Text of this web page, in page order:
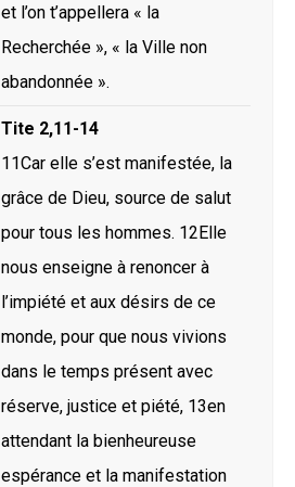
et l’on t’appellera « la
Recherchée », « la Ville non
abandonnée ».
Tite 2,11-14
11Car elle s’est manifestée, la
grâce de Dieu, source de salut
pour tous les hommes. 12Elle
nous enseigne à renoncer à
l’impiété et aux désirs de ce
monde, pour que nous vivions
dans le temps présent avec
réserve, justice et piété, 13en
attendant la bienheureuse
espérance et la manifestation